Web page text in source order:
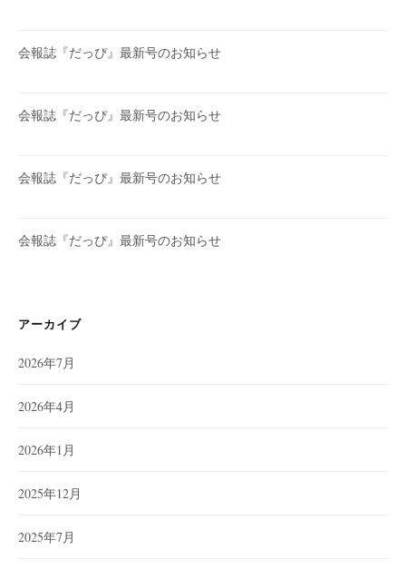
会報誌『だっぴ』最新号のお知らせ
会報誌『だっぴ』最新号のお知らせ
会報誌『だっぴ』最新号のお知らせ
会報誌『だっぴ』最新号のお知らせ
アーカイブ
2026年7月
2026年4月
2026年1月
2025年12月
2025年7月